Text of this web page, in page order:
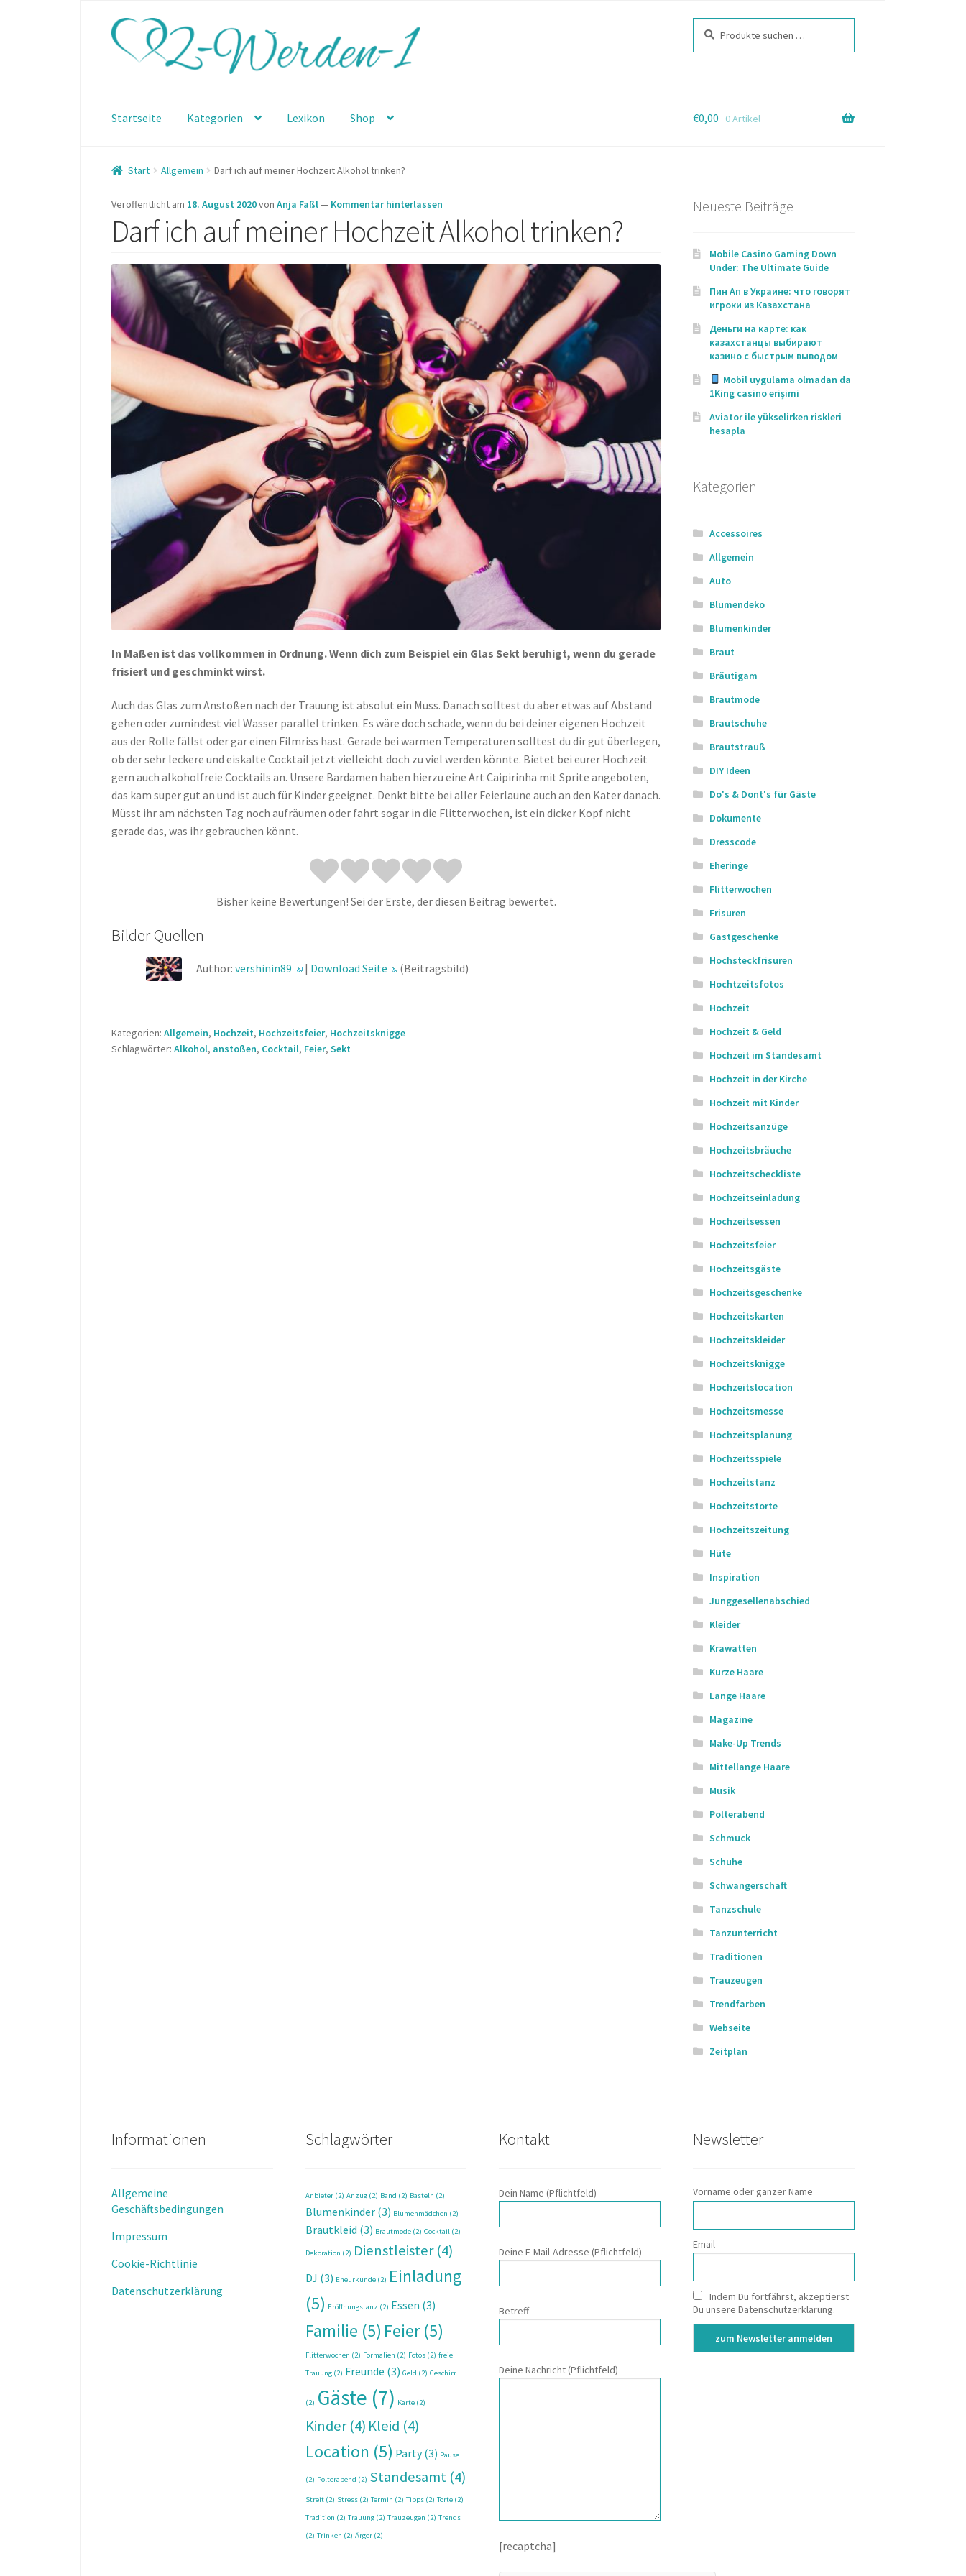
Zur
Navigation
springen
Zum
Inhalt
springen
nach:
Startseite Kategorien Lexikon Shop €0,00 0 Artikel
Start Allgemein Darf ich auf meiner Hochzeit Alkohol trinken?
Veröffentlicht am 18. August 2020von Anja Faßl— Kommentar hinterlassen
Darf ich auf meiner Hochzeit Alkohol trinken?
In Maßen ist das vollkommen in Ordnung. Wenn dich zum Beispiel ein Glas Sekt beruhigt, wenn du gerade
frisiert und geschminkt wirst.
Auch das Glas zum Anstoßen nach der Trauung ist absolut ein Muss. Danach solltest du aber etwas auf Abstand
gehen oder zumindest viel Wasser parallel trinken. Es wäre doch schade, wenn du bei deiner eigenen Hochzeit
aus der Rolle fällst oder gar einen Filmriss hast. Gerade bei warmen Temperaturen solltest du dir gut überlegen,
ob der sehr leckere und eiskalte Cocktail jetzt vielleicht doch zu viel werden könnte. Bietet bei eurer Hochzeit
gern auch alkoholfreie Cocktails an. Unsere Bardamen haben hierzu eine Art Caipirinha mit Sprite angeboten,
das kam super gut an und ist auch für Kinder geeignet. Denkt bitte bei aller Feierlaune auch an den Kater danach.
Müsst ihr am nächsten Tag noch aufräumen oder fahrt sogar in die Flitterwochen, ist ein dicker Kopf nicht
gerade das, was ihr gebrauchen könnt.
Bisher keine Bewertungen! Sei der Erste, der diesen Beitrag bewertet.
Bilder Quellen
Author: vershinin89 | Download Seite (Beitragsbild)
Kategorien: Allgemein, Hochzeit, Hochzeitsfeier, Hochzeitsknigge
Schlagwörter: Alkohol, anstoßen, Cocktail, Feier, Sekt
Neueste Beiträge
Mobile Casino Gaming Down
Under: The Ultimate Guide
Пин Ап в Украине: что говорят
игроки из Казахстана
Деньги на карте: как
казахстанцы выбирают
казино с быстрым выводом
Mobil uygulama olmadan da
1King casino erişimi
Aviator ile yükselirken riskleri
hesapla
Kategorien
Accessoires
Allgemein
Auto
Blumendeko
Blumenkinder
Braut
Bräutigam
Brautmode
Brautschuhe
Brautstrauß
DIY Ideen
Do's & Dont's für Gäste
Dokumente
Dresscode
Eheringe
Flitterwochen
Frisuren
Gastgeschenke
Hochsteckfrisuren
Hochtzeitsfotos
Hochzeit
Hochzeit & Geld
Hochzeit im Standesamt
Hochzeit in der Kirche
Hochzeit mit Kinder
Hochzeitsanzüge
Hochzeitsbräuche
Hochzeitscheckliste
Hochzeitseinladung
Hochzeitsessen
Hochzeitsfeier
Hochzeitsgäste
Hochzeitsgeschenke
Hochzeitskarten
Hochzeitskleider
Hochzeitsknigge
Hochzeitslocation
Hochzeitsmesse
Hochzeitsplanung
Hochzeitsspiele
Hochzeitstanz
Hochzeitstorte
Hochzeitszeitung
Hüte
Inspiration
Junggesellenabschied
Kleider
Krawatten
Kurze Haare
Lange Haare
Magazine
Make-Up Trends
Mittellange Haare
Musik
Polterabend
Schmuck
Schuhe
Schwangerschaft
Tanzschule
Tanzunterricht
Traditionen
Trauzeugen
Trendfarben
Webseite
Zeitplan
Informationen
Allgemeine
Geschäftsbedingungen
Impressum
Cookie-Richtlinie
Datenschutzerklärung
Schlagwörter
Anbieter(2) Anzug(2) Band (2) Basteln (2)
Blumenkinder(3) Blumenmädchen (2)
Brautkleid (3) Brautmode(2) Cocktail(2)
Dekoration (2) Dienstleister(4)
DJ (3) Eheurkunde(2) Einladung
(5) Eröffnungstanz (2) Essen (3)
Familie (5) Feier(5)
Flitterwochen (2) Formalien (2) Fotos(2) freie
Trauung(2) Freunde (3) Geld (2) Geschirr
(2) Gäste (7) Karte(2)
Kinder(4) Kleid (4)
Location (5) Party(3) Pause
(2) Polterabend (2) Standesamt(4)
Streit(2) Stress(2) Termin (2) Tipps(2) Torte(2)
Tradition (2) Trauung(2) Trauzeugen (2) Trends
(2) Trinken (2) Ärger(2)
Kontakt
Dein Name (Pflichtfeld)
Deine E-Mail-Adresse (Pflichtfeld)
Betreff
Deine Nachricht (Pflichtfeld)
[recaptcha]
Newsletter
Vorname oder ganzer Name
Email
Indem Du fortfährst, akzeptierst
Du unsere Datenschutzerklärung.